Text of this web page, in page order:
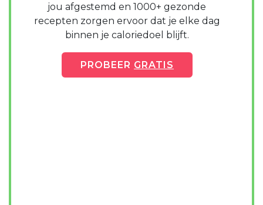
jou afgestemd en 1000+ gezonde
recepten zorgen ervoor dat je elke dag
binnen je caloriedoel blijft.
PROBEER GRATIS